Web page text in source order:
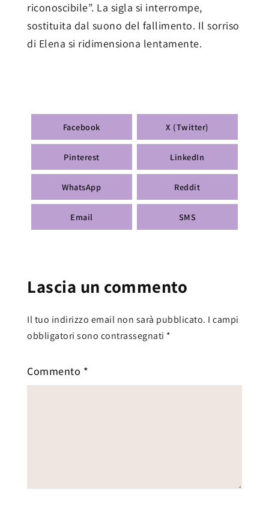
riconoscibile”. La sigla si interrompe,
sostituita dal suono del fallimento. Il sorriso
di Elena si ridimensiona lentamente.
Facebook X (Twitter)
Pinterest LinkedIn
WhatsApp Reddit
Email SMS
Lascia un commento
Il tuo indirizzo email non sarà pubblicato. I campi
obbligatori sono contrassegnati *
Commento *